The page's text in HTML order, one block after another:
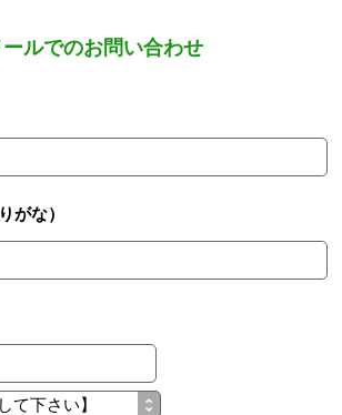
ールでのお問い合わせ
がな）